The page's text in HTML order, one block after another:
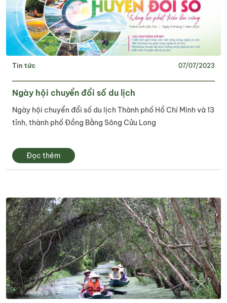
Tin tức 07/07/2023
Ngày hội chuyển đổi số du lịch
Ngày hội chuyển đổi số du lịch Thành phố Hồ Chí Minh và 13
tỉnh, thành phố Đồng Bằng Sông Cửu Long
Đọc thêm